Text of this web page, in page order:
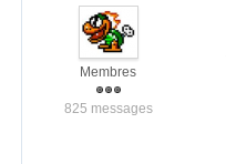
Membres
825 messages